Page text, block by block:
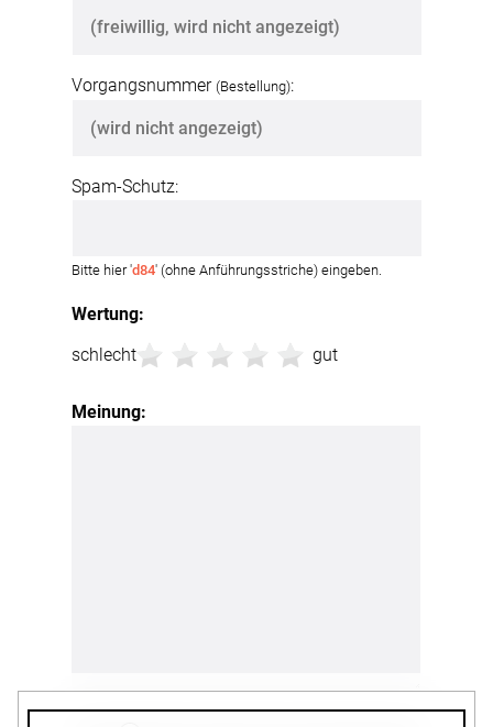
Wertung:
schlecht
gut
Meinung:
Vorgangsnummer (Bestellung):
Spam-Schutz:
Bitte hier 'd84' (ohne Anführungsstriche) eingeben.